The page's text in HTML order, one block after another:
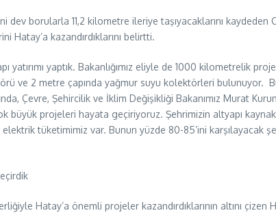
borularla 11,2 kilometre ileriye taşıyacaklarını kaydeden
Hatay’a kazandırdıklarını belirtti.
yatırımı yaptık. Bakanlığımız eliyle de 1000 kilometrelik
ve 2 metre çapında yağmur suyu kolektörleri bulunuyor.
Çevre, Şehircilik ve İklim Değişikliği Bakanımız Murat
büyük projeleri hayata geçiriyoruz. Şehrimizin altyapı
tüketimimiz var. Bunun yüzde 80-85’ini karşılayacak
Hatay’a önemli projeler kazandırdıklarının altını